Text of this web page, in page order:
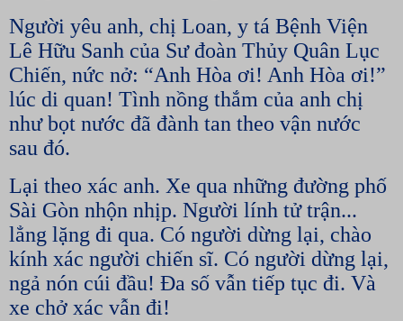
Người yêu anh, chị Loan, y tá Bệnh Viện
Lê Hữu Sanh của Sư đoàn Thủy Quân Lục
Chiến, nức nở: “Anh Hòa ơi! Anh Hòa ơi!”
lúc di quan! Tình nồng thắm của anh chị
như bọt nước đã đành tan theo vận nước
sau đó.
Lại theo xác anh. Xe qua những đường phố
Sài Gòn nhộn nhịp. Người lính tử trận...
lẳng lặng đi qua. Có người dừng lại, chào
kính xác người chiến sĩ. Có người dừng lại,
ngả nón cúi đầu! Đa số vẫn tiếp tục đi. Và
xe chở xác vẫn đi!